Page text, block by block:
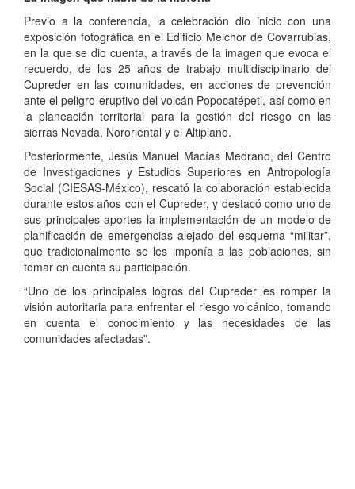
Previo a la conferencia, la celebración dio inicio con una
exposición fotográfica en el Edificio Melchor de Covarrubias,
en la que se dio cuenta, a través de la imagen que evoca el
recuerdo, de los 25 años de trabajo multidisciplinario del
Cupreder en las comunidades, en acciones de prevención
ante el peligro eruptivo del volcán Popocatépetl, así como en
la planeación territorial para la gestión del riesgo en las
sierras Nevada, Nororiental y el Altiplano.
Posteriormente, Jesús Manuel Macías Medrano, del Centro
de Investigaciones y Estudios Superiores en Antropología
Social (CIESAS-México), rescató la colaboración establecida
durante estos años con el Cupreder, y destacó como uno de
sus principales aportes la implementación de un modelo de
planificación de emergencias alejado del esquema “militar”,
que tradicionalmente se les imponía a las poblaciones, sin
tomar en cuenta su participación.
“Uno de los principales logros del Cupreder es romper la
visión autoritaria para enfrentar el riesgo volcánico, tomando
en cuenta el conocimiento y las necesidades de las
comunidades afectadas”.